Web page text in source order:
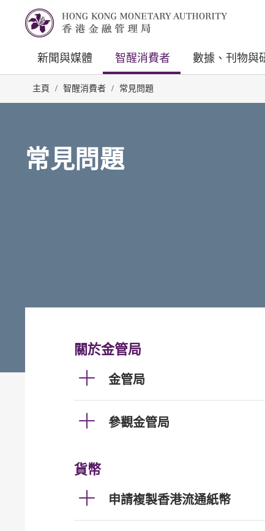
新聞與媒體 智醒消費者 數據、刊物與
主頁 / 智醒消費者 / 常見問題
常見問題
關於金管局
金管局
參觀金管局
貨幣
申請複製香港流通紙幣